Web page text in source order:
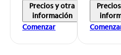
Precios y otra
información
Comenzar